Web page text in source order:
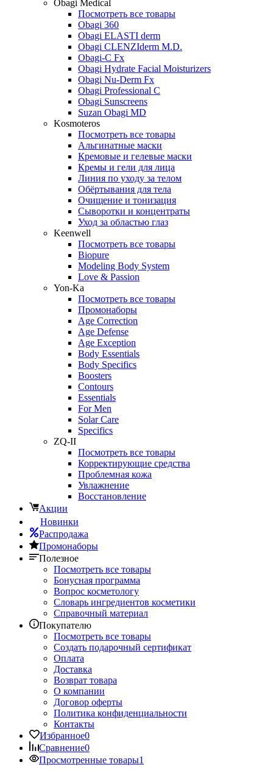
Obagi Medical
Посмотреть все товары
Obagi 360
Obagi ELASTI derm
Obagi CLENZIderm M.D.
Obagi-C Fx
Obagi Hydrate Facial Moisturizers
Obagi Nu-Derm Fx
Obagi Professional C
Obagi Sunscreens
Suzan Obagi MD
Kosmoteros
Посмотреть все товары
Альгинатные маски
Кремовые и гелевые маски
Кремы и гели для лица
Линия по уходу за телом
Обёртывания для тела
Очищение и тонизация
Сыворотки и концентраты
Уход за областью глаз
Keenwell
Посмотреть все товары
Biopure
Modeling Body System
Love & Passion
Yon-Ka
Посмотреть все товары
Промонаборы
Age Correction
Age Defense
Age Exception
Body Essentials
Body Specifics
Boosters
Contours
Essentials
For Men
Solar Care
Specifics
ZQ-II
Посмотреть все товары
Корректирующие средства
Проблемная кожа
Увлажнение
Восстановление
Акции
Новинки
Распродажа
Промонаборы
Полезное
Посмотреть все товары
Бонусная программа
Вопрос косметологу
Словарь ингредиентов косметики
Справочный материал
Покупателю
Посмотреть все товары
Создать подарочный сертификат
Оплата
Доставка
Возврат товара
О компании
Договор оферты
Политика конфиденциальности
Контакты
Избранное0
Сравнение0
Просмотренные товары1